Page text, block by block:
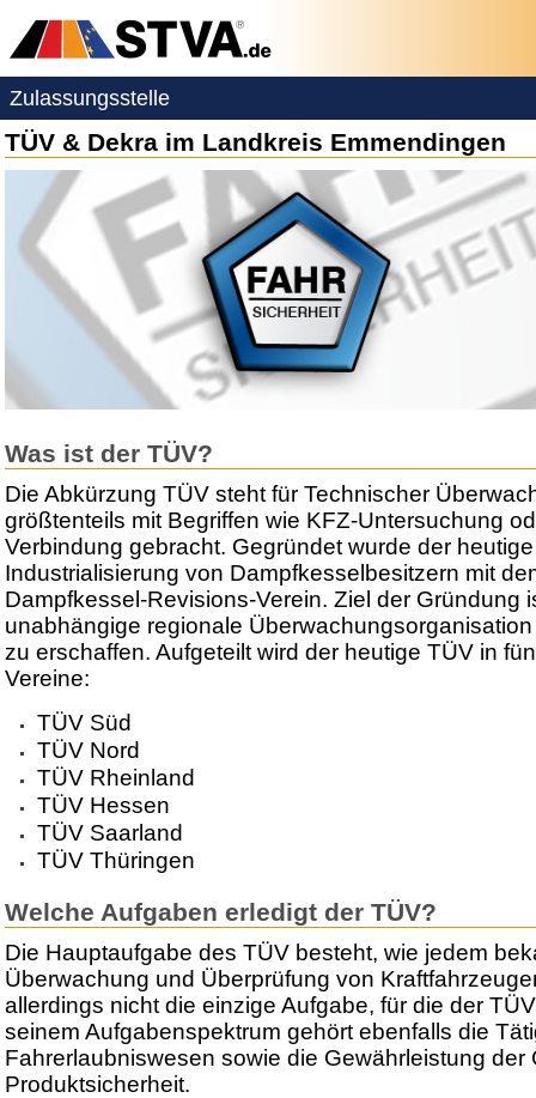
Zulassungsstelle
TÜV & Dekra im Landkreis Emmendingen
Was ist der TÜV?
Die Abkürzung TÜV steht für Technischer
größtenteils mit Begriffen wie KFZ-Untersuchung
Verbindung gebracht. Gegründet wurde der
Industrialisierung von Dampfkesselbesitzern mit
Dampfkessel-Revisions-Verein. Ziel der Gründung
unabhängige regionale
zu erschaffen. Aufgeteilt wird der heutige TÜV in
Vereine:
TÜV Süd
TÜV Nord
TÜV Rheinland
TÜV Hessen
TÜV Saarland
TÜV Thüringen
Welche Aufgaben erledigt der TÜV?
Die Hauptaufgabe des TÜV besteht, wie jedem
Überwachung und Überprüfung von
allerdings nicht die einzige Aufgabe, für die der
seinem Aufgabenspektrum gehört ebenfalls die
Fahrerlaubniswesen sowie die Gewährleistung der
Produktsicherheit.